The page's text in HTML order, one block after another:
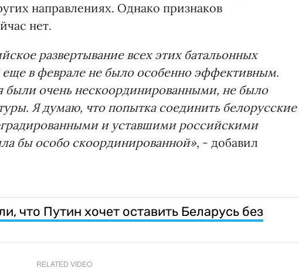
направлениях. Однако признаков
нет.
развертывание всех этих батальонных
еще в феврале не было особенно эффективным.
были очень нескоординированными, не было
Я думаю, что попытка соединить белорусские
и уставшими российскими
бы особо скоординированной», - добавил
что Путин хочет оставить Беларусь без
RELATED VIDEO